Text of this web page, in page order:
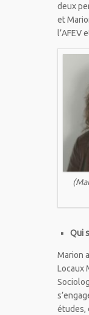
deux
et
l’AFEV
Qui
Marion
Locaux
études,